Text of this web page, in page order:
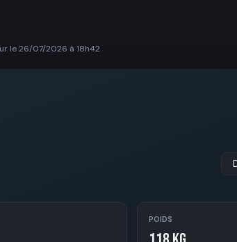
le 26/07/2026 à 18h42
POIDS